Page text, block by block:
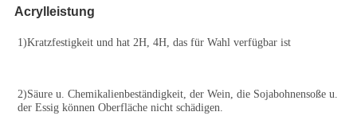
Acrylleistung
1)Kratzfestigkeit und hat 2H, 4H, das für Wahl verfügbar ist
2)Säure u. Chemikalienbeständigkeit, der Wein, die Sojabohnensoße u.
der Essig können Oberfläche nicht schädigen.